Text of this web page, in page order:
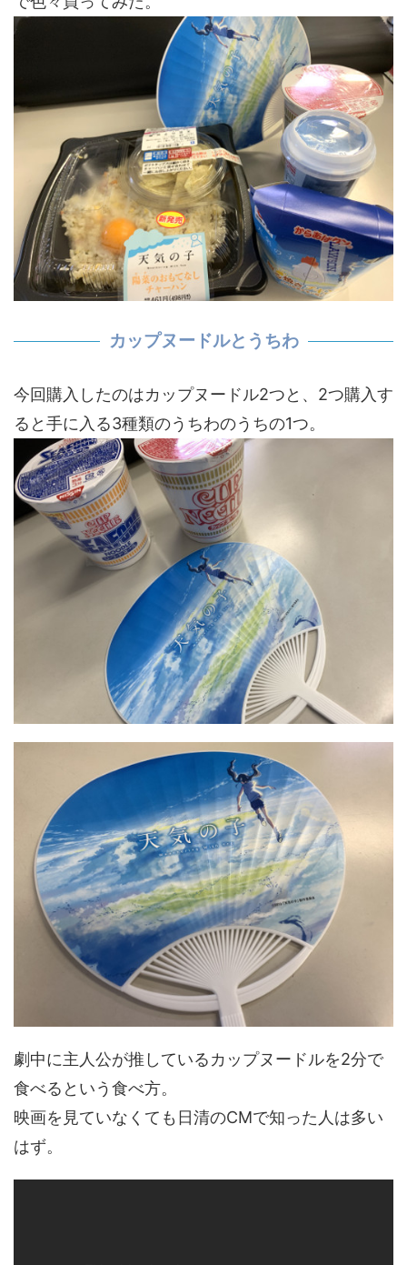
カップヌードルとうちわ
今回購入したのはカップヌードル2つと、2つ購入す
ると手に入る3種類のうちわのうちの1つ。
劇中に主人公が推しているカップヌードルを2分で
食べるという食べ方。
映画を見ていなくても日清のCMで知った人は多い
はず。